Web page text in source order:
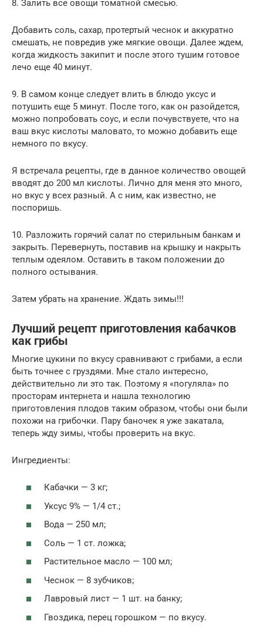
8. Залить все овощи томатной смесью.
Добавить соль, сахар, протертый чеснок и аккуратно
смешать, не повредив уже мягкие овощи. Далее ждем,
когда жидкость закипит и после этого тушим готовое
лечо еще 40 минут.
9. В самом конце следует влить в блюдо уксус и
потушить еще 5 минут. После того, как он разойдется,
можно попробовать соус, и если почувствуете, что на
ваш вкус кислоты маловато, то можно добавить еще
немного по вкусу.
Я встречала рецепты, где в данное количество овощей
вводят до 200 мл кислоты. Лично для меня это много,
но вкус у всех разный. А с ним, как известно, не
поспоришь.
10. Разложить горячий салат по стерильным банкам и
закрыть. Перевернуть, поставив на крышку и накрыть
теплым одеялом. Оставить в таком положении до
полного остывания.
Затем убрать на хранение. Ждать зимы!!!
Лучший рецепт приготовления кабачков
как грибы
Многие цукини по вкусу сравнивают с грибами, а если
быть точнее с груздями. Мне стало интересно,
действительно ли это так. Поэтому я «погуляла» по
просторам интернета и нашла технологию
приготовления плодов таким образом, чтобы они были
похожи на грибочки. Пару баночек я уже закатала,
теперь жду зимы, чтобы проверить на вкус.
Ингредиенты:
Кабачки — 3 кг;
Уксус 9% — 1/4 ст.;
Вода — 250 мл;
Соль — 1 ст. ложка;
Растительное масло — 100 мл;
Чеснок — 8 зубчиков;
Лавровый лист — 1 шт. на банку;
Гвоздика, перец горошком — по вкусу.